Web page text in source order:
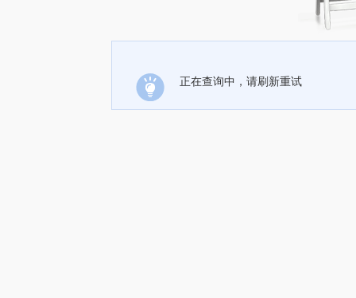
正在查询中，请刷新重试